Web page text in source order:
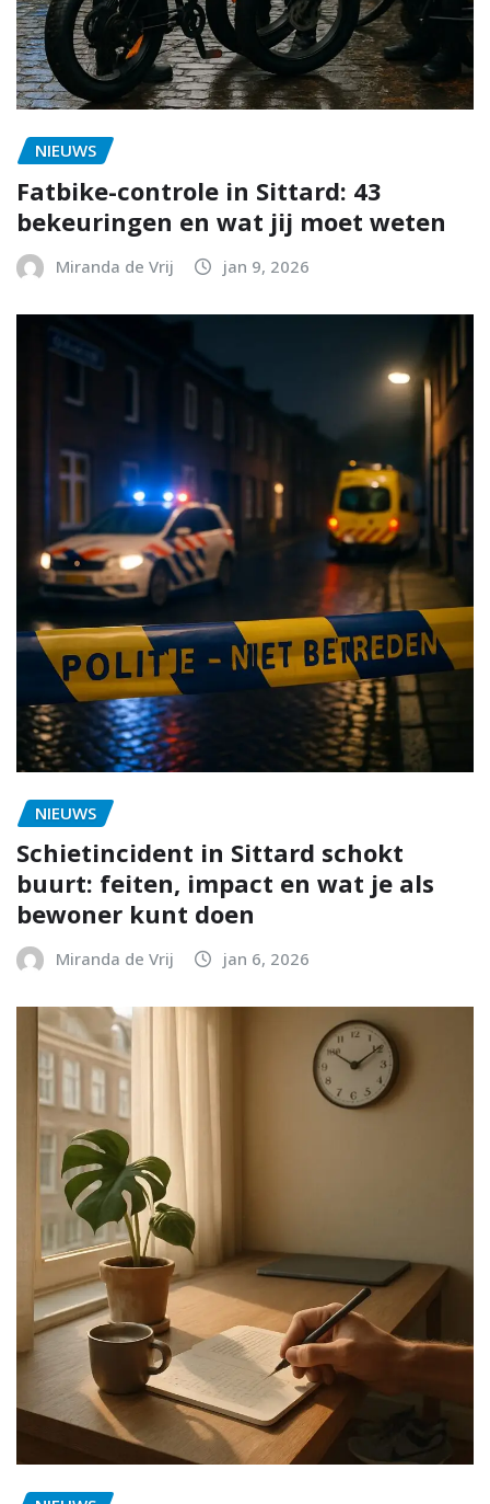
NIEUWS
Fatbike-controle in Sittard: 43
bekeuringen en wat jij moet weten
Miranda de Vrij jan 9, 2026
NIEUWS
Schietincident in Sittard schokt
buurt: feiten, impact en wat je als
bewoner kunt doen
Miranda de Vrij jan 6, 2026